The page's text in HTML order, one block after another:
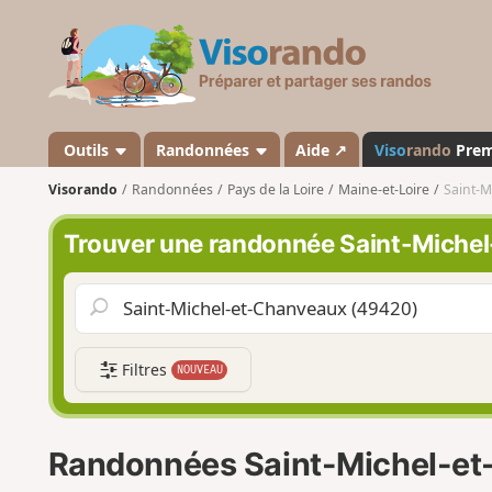
s
a
n
d
o
Outils Randonnées Aide ↗ Visorando
Visorando Randonnées Pays de la Loire Maine-et-Loire Saint-
Trouver une randonnée Saint-
Filtres NOUVEAU
Randonnées Saint-Michel-